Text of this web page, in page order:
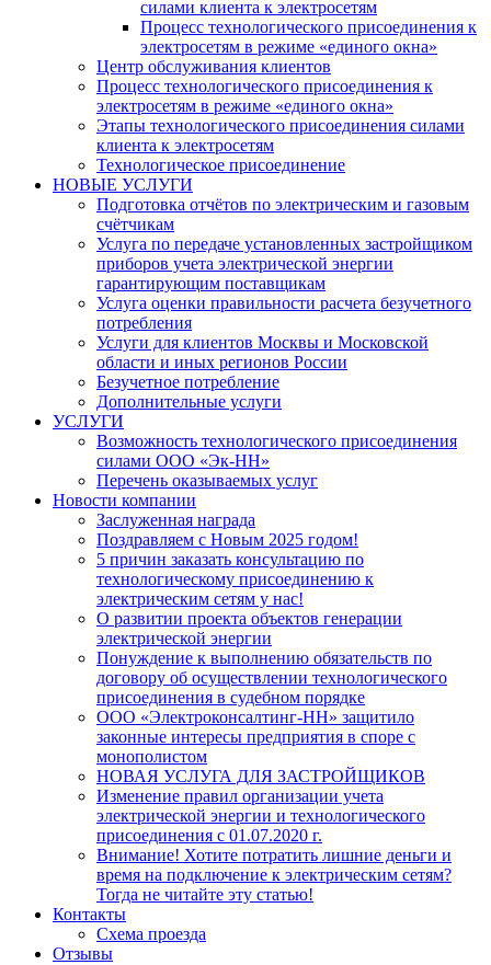
силами клиента к электросетям
Процесс технологического присоединения к
электросетям в режиме «единого окна»
Центр обслуживания клиентов
Процесс технологического присоединения к
электросетям в режиме «единого окна»
Этапы технологического присоединения силами
клиента к электросетям
Технологическое присоединение
НОВЫЕ УСЛУГИ
Подготовка отчётов по электрическим и газовым
счётчикам
Услуга по передаче установленных застройщиком
приборов учета электрической энергии
гарантирующим поставщикам
Услуга оценки правильности расчета безучетного
потребления
Услуги для клиентов Москвы и Московской
области и иных регионов России
Безучетное потребление
Дополнительные услуги
УСЛУГИ
​Возможность технологического присоединения
силами ООО «Эк-НН»
Перечень оказываемых услуг
Новости компании
Заслуженная награда
Поздравляем с Новым 2025 годом!
5 причин заказать консультацию по
технологическому присоединению к
электрическим сетям у нас!
О развитии проекта объектов генерации
электрической энергии
Понуждение к выполнению обязательств по
договору об осуществлении технологического
присоединения в судебном порядке
ООО «Электроконсалтинг-НН» защитило
законные интересы предприятия в споре с
монополистом
НОВАЯ УСЛУГА ДЛЯ ЗАСТРОЙЩИКОВ
Изменение правил организации учета
электрической энергии и технологического
присоединения с 01.07.2020 г.
Внимание! Хотите потратить лишние деньги и
время на подключение к электрическим сетям?
Тогда не читайте эту статью!
Контакты
Схема проезда
Отзывы